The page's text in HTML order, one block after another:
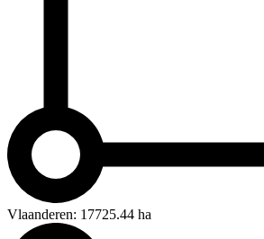
Vlaanderen: 17725.44 ha